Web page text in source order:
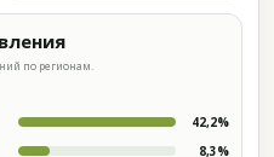
по регионам.
42,2%
8,3%